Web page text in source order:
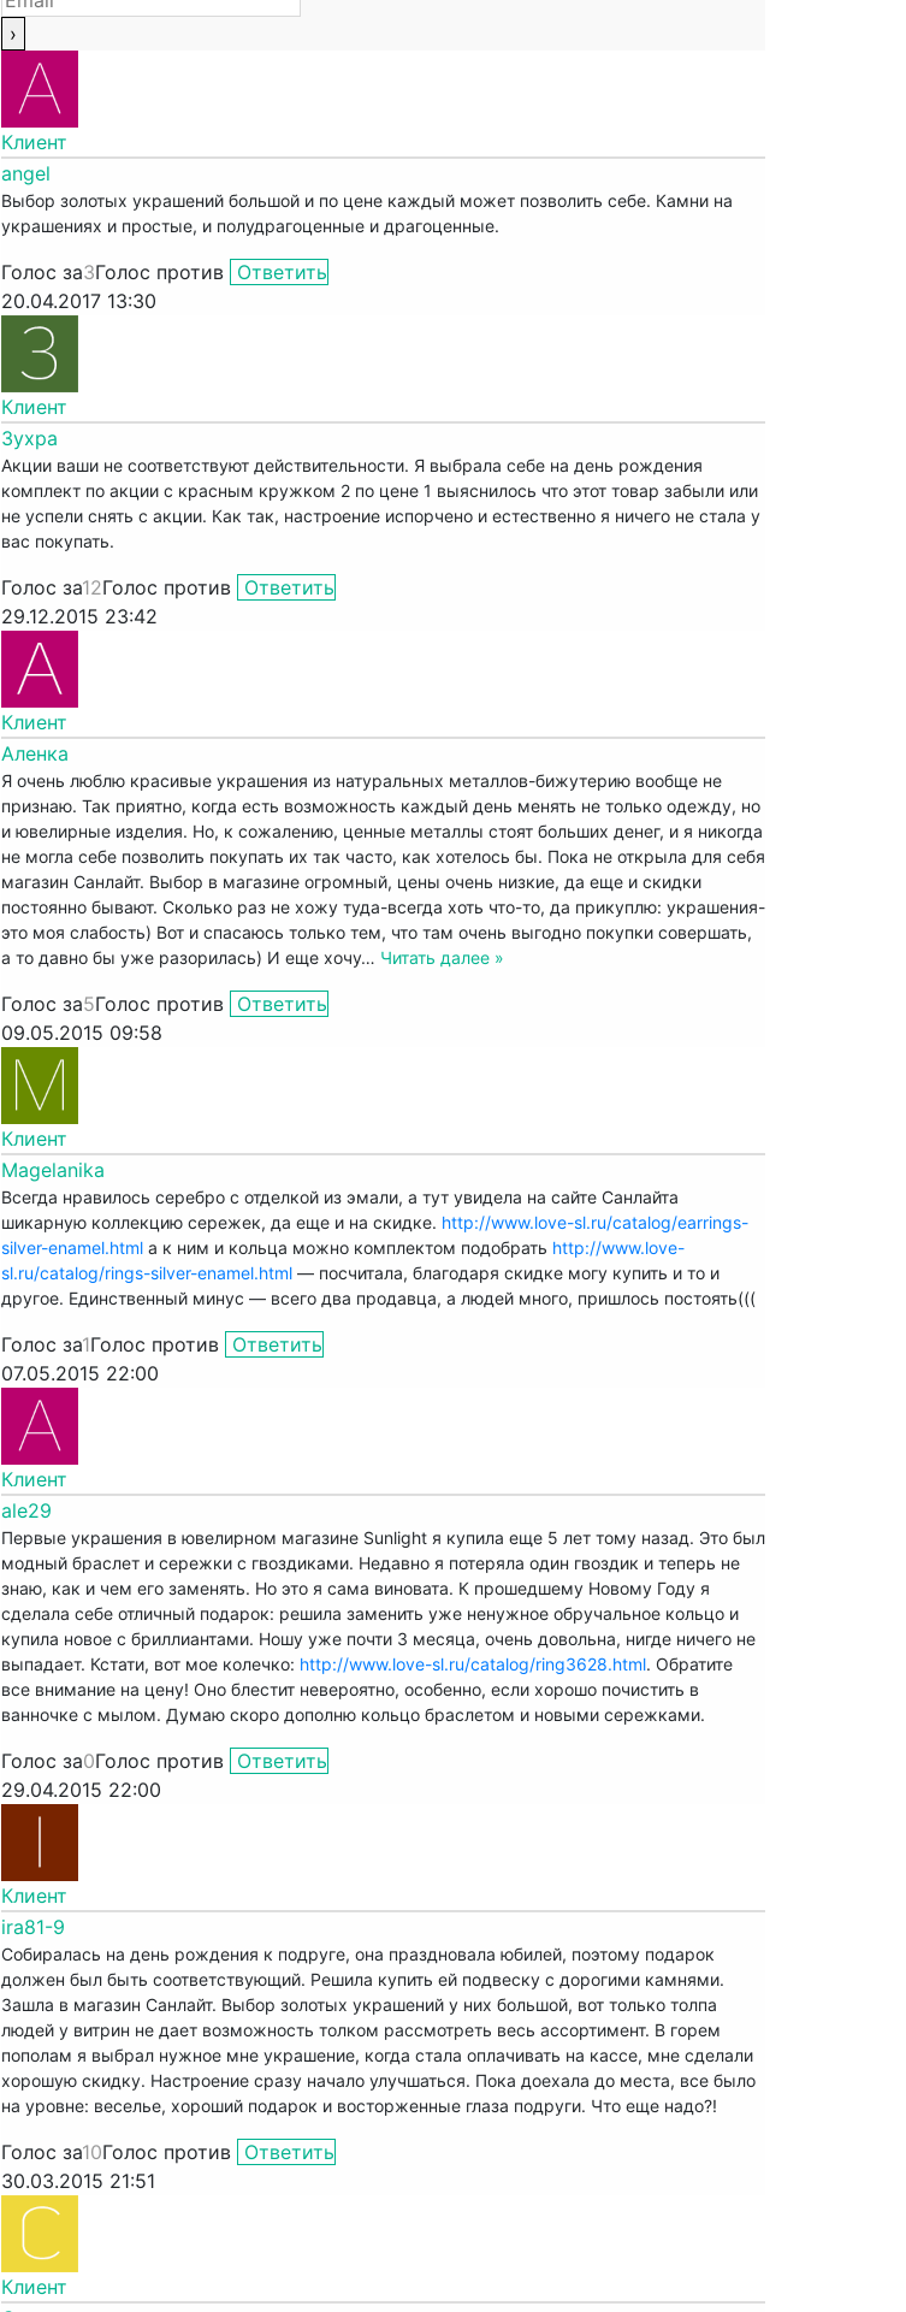
Клиент
angel
Выбор золотых украшений большой и по цене каждый может позволить себе. Камни на
украшениях и простые, и полудрагоценные и драгоценные.
Голос за3Голос против Ответить
20.04.2017 13:30
Клиент
Зухра
Акции ваши не соответствуют действительности. Я выбрала себе на день рождения
комплект по акции с красным кружком 2 по цене 1 выяснилось что этот товар забыли или
не успели снять с акции. Как так, настроение испорчено и естественно я ничего не стала у
вас покупать.
Голос за12Голос против Ответить
29.12.2015 23:42
Клиент
Аленка
Я очень люблю красивые украшения из натуральных металлов-бижутерию вообще не
признаю. Так приятно, когда есть возможность каждый день менять не только одежду, но
и ювелирные изделия. Но, к сожалению, ценные металлы стоят больших денег, и я никогда
не могла себе позволить покупать их так часто, как хотелось бы. Пока не открыла для себя
магазин Санлайт. Выбор в магазине огромный, цены очень низкие, да еще и скидки
постоянно бывают. Сколько раз не хожу туда-всегда хоть что-то, да прикуплю: украшения-
это моя слабость) Вот и спасаюсь только тем, что там очень выгодно покупки совершать,
а то давно бы уже разорилась) И еще хочу… Читать далее »
Голос за5Голос против Ответить
09.05.2015 09:58
Клиент
Magelanika
Всегда нравилось серебро с отделкой из эмали, а тут увидела на сайте Санлайта
шикарную коллекцию сережек, да еще и на скидке. http://www.love-sl.ru/catalog/earrings-
silver-enamel.html а к ним и кольца можно комплектом подобрать http://www.love-
sl.ru/catalog/rings-silver-enamel.html — посчитала, благодаря скидке могу купить и то и
другое. Единственный минус — всего два продавца, а людей много, пришлось постоять(((
Голос за1Голос против Ответить
07.05.2015 22:00
Клиент
ale29
Первые украшения в ювелирном магазине Sunlight я купила еще 5 лет тому назад. Это был
модный браслет и сережки с гвоздиками. Недавно я потеряла один гвоздик и теперь не
знаю, как и чем его заменять. Но это я сама виновата. К прошедшему Новому Году я
сделала себе отличный подарок: решила заменить уже ненужное обручальное кольцо и
купила новое с бриллиантами. Ношу уже почти 3 месяца, очень довольна, нигде ничего не
выпадает. Кстати, вот мое колечко: http://www.love-sl.ru/catalog/ring3628.html. Обратите
все внимание на цену! Оно блестит невероятно, особенно, если хорошо почистить в
ванночке с мылом. Думаю скоро дополню кольцо браслетом и новыми сережками.
Голос за0Голос против Ответить
29.04.2015 22:00
Клиент
ira81-9
Собиралась на день рождения к подруге, она праздновала юбилей, поэтому подарок
должен был быть соответствующий. Решила купить ей подвеску с дорогими камнями.
Зашла в магазин Санлайт. Выбор золотых украшений у них большой, вот только толпа
людей у витрин не дает возможность толком рассмотреть весь ассортимент. В горем
пополам я выбрал нужное мне украшение, когда стала оплачивать на кассе, мне сделали
хорошую скидку. Настроение сразу начало улучшаться. Пока доехала до места, все было
на уровне: веселье, хороший подарок и восторженные глаза подруги. Что еще надо?!
Голос за10Голос против Ответить
30.03.2015 21:51
Клиент